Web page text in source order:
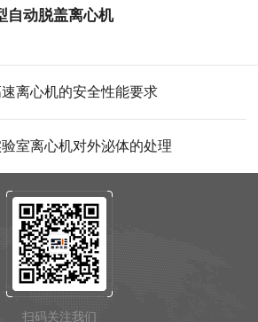
自动脱盖离心机
离心机的安全性能要求
室离心机对外泌体的处理
扫码关注我们